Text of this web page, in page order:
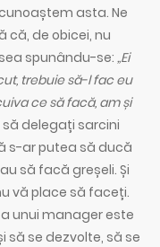
asta. Ne
că, de obicei, nu
spunându-se: „Ei
trebuie să-l fac eu
ce să facă, am și
delegați sarcini
s-ar putea să ducă
să facă greșeli. Și
vă place să faceți.
unui manager este
să se dezvolte, să se